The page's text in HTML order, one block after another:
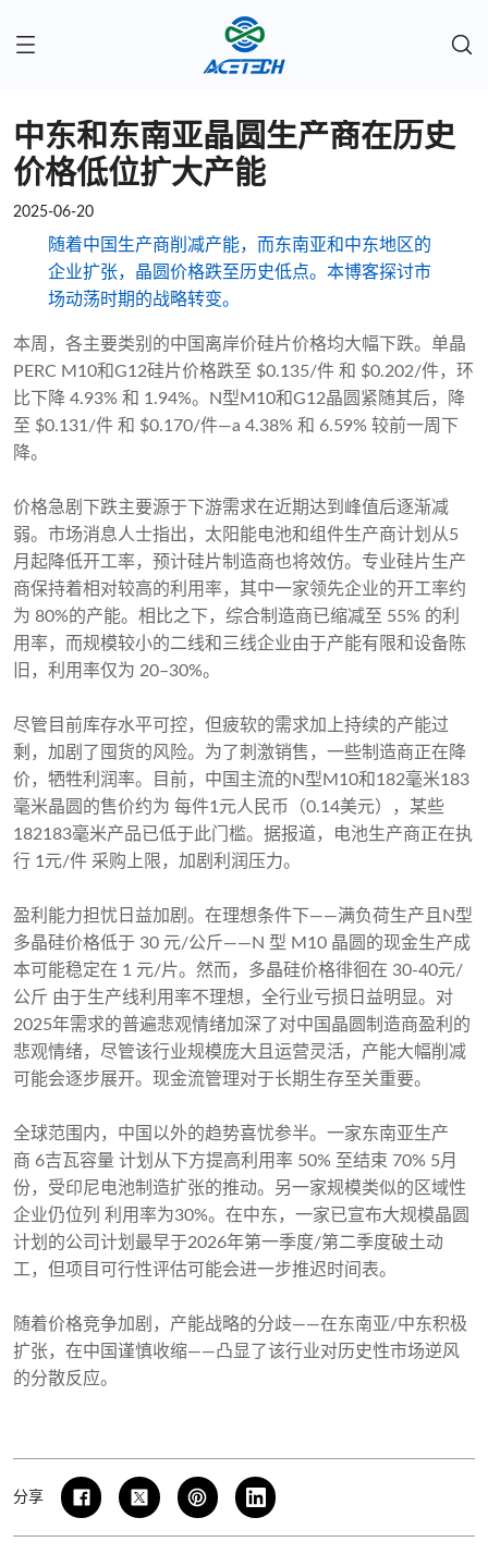
中东和东南亚晶圆生产商在历史
价格低位扩大产能
2025-06-20
随着中国生产商削减产能，而东南亚和中东地区的
企业扩张，晶圆价格跌至历史低点。本博客探讨市
场动荡时期的战略转变。
本周，各主要类别的中国离岸价硅片价格均大幅下跌。单晶
PERC M10和G12硅片价格跌至 $0.135/件 和 $0.202/件，环
比下降 4.93% 和 1.94%。N型M10和G12晶圆紧随其后，降
至 $0.131/件 和 $0.170/件—a 4.38% 和 6.59% 较前一周下
降。
价格急剧下跌主要源于下游需求在近期达到峰值后逐渐减
弱。市场消息人士指出，太阳能电池和组件生产商计划从5
月起降低开工率，预计硅片制造商也将效仿。专业硅片生产
商保持着相对较高的利用率，其中一家领先企业的开工率约
为 80%的产能。相比之下，综合制造商已缩减至 55% 的利
用率，而规模较小的二线和三线企业由于产能有限和设备陈
旧，利用率仅为 20–30%。
尽管目前库存水平可控，但疲软的需求加上持续的产能过
剩，加剧了囤货的风险。为了刺激销售，一些制造商正在降
价，牺牲利润率。目前，中国主流的N型M10和182毫米183
毫米晶圆的售价约为 每件1元人民币（0.14美元），某些
182183毫米产品已低于此门槛。据报道，电池生产商正在执
行 1元/件 采购上限，加剧利润压力。
盈利能力担忧日益加剧。在理想条件下——满负荷生产且N型
多晶硅价格低于 30 元/公斤——N 型 M10 晶圆的现金生产成
本可能稳定在 1 元/片。然而，多晶硅价格徘徊在 30-40元/
公斤 由于生产线利用率不理想，全行业亏损日益明显。对
2025年需求的普遍悲观情绪加深了对中国晶圆制造商盈利的
悲观情绪，尽管该行业规模庞大且运营灵活，产能大幅削减
可能会逐步展开。现金流管理对于长期生存至关重要。
全球范围内，中国以外的趋势喜忧参半。一家东南亚生产
商 6吉瓦容量 计划从下方提高利用率 50% 至结束 70% 5月
份，受印尼电池制造扩张的推动。另一家规模类似的区域性
企业仍位列 利用率为30%。在中东，一家已宣布大规模晶圆
计划的公司计划最早于2026年第一季度/第二季度破土动
工，但项目可行性评估可能会进一步推迟时间表。
随着价格竞争加剧，产能战略的分歧——在东南亚/中东积极
扩张，在中国谨慎收缩——凸显了该行业对历史性市场逆风
的分散反应。
分享